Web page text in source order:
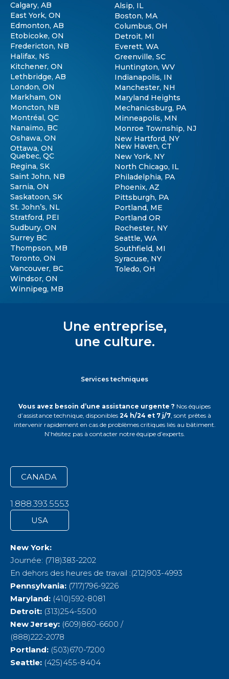
Une entreprise,
une culture.
Services techniques
Vous avez besoin d’une assistance urgente ? Nos équipes
d’assistance technique, disponibles 24 h/24 et 7 j/7 , sont prêtes à
intervenir rapidement en cas de problèmes critiques liés au bâtiment.
N’hésitez pas à contacter notre équipe d’experts.
CANADA
1.888.393.5553
USA
New York:
Journée: (718)383-2202
En dehors des heures de travail :(212)903-4993
Pennsylvania: (717)796-9226
Maryland: (410)592-8081
Detroit: (313)254-5500
New Jersey: (609)860-6600 /
(888)222-2078
Portland: (503)670-7200
Seattle: (425)455-8404
Calgary, AB
East York, ON
Edmonton, AB
Etobicoke, ON
Fredericton, NB
Halifax, NS
Kitchener, ON
Lethbridge, AB
London, ON
Markham, ON
Moncton, NB
Montréal, QC
Nanaimo, BC
Oshawa, ON
Ottawa, ON
Quebec, QC
Regina, SK
Saint John, NB
Sarnia, ON
Saskatoon, SK
St. John’s, NL
Stratford, PEI
Sudbury, ON
Surrey BC
Thompson, MB
Toronto, ON
Vancouver, BC
Windsor, ON
Winnipeg, MB
Alsip, IL
Boston, MA
Columbus, OH
Detroit, MI
Everett, WA
Greenville, SC
Huntington, WV
Indianapolis, IN
Manchester, NH
Maryland Heights
Mechanicsburg, PA
Minneapolis, MN
Monroe Township, NJ
New Hartford, NY
New Haven, CT
New York, NY
North Chicago, IL
Philadelphia, PA
Phoenix, AZ
Pittsburgh, PA
Portland, ME
Portland OR
Rochester, NY
Seattle, WA
Southfield, MI
Syracuse, NY
Toledo, OH